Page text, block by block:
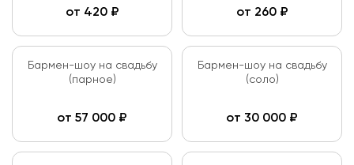
от 420₽ от 260₽
Бармен-шоу на свадьбу
(парное)
от 57 000 ₽
Бармен-шоу на свадьбу
(соло)
от 30 000 ₽